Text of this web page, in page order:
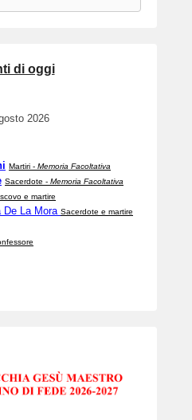
di oggi
2026
Martiri - Memoria Facoltativa
Sacerdote - Memoria Facoltativa
e martire
De La Mora Sacerdote e martire